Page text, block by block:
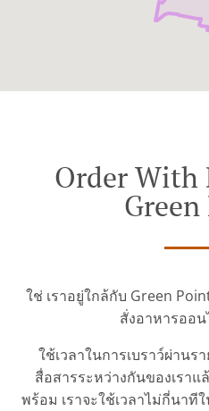
Order With
ใช่ เราอยู่ใกล้กับ Green
สั่งอาหารออ
ใช้เวลาในการเบราว์ผ่าน
สื่อสารระหว่างกันของเราแ
พร้อม เราจะใช้เวลาไม่กี่นา